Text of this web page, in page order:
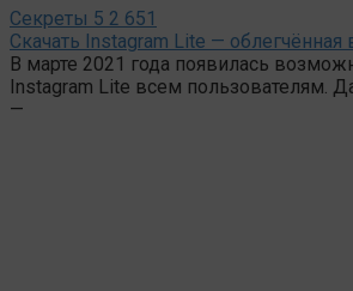
Секреты 5 2 651
Скачать Instagram Lite — облегчённая
В марте 2021 года появилась
Instagram Lite всем пользователям.
—